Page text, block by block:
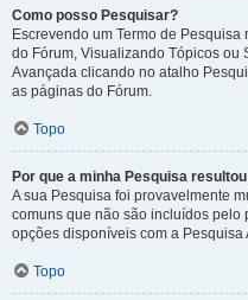
Como posso Pesquisar?
Escrevendo um Termo de
do Fórum, Visualizando Tópicos ou
Avançada clicando no atalho
as páginas do Fórum.
Topo
Por que a minha Pesquisa
A sua Pesquisa foi provavelmente
comuns que não são incluídos pelo
opções disponíveis com a Pesquisa
Topo